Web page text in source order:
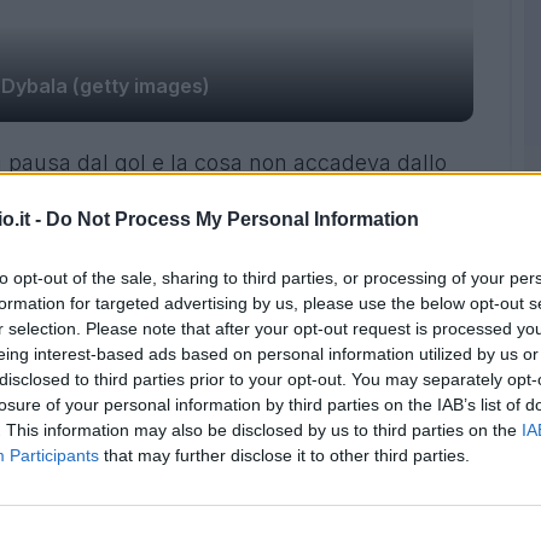
- Do Not Process My Personal Information
opt-out of the sale, sharing to third parties, or processing of your
for targeted advertising by us, please use the below opt-out
selection. Please note that after your opt-out request is processed
interest-based ads based on personal information utilized by us
to third parties prior to your opt-out. You may separately
of your personal information by third parties on the IAB’s list of
This information may also be disclosed by us to third parties on the
Participants that may further disclose it to other third parties.
(getty images)
pausa dal gol e la cosa non accadeva dallo
a digiuno a Marassi nella sfida tra
se El Pipita avesse segnato nella gara
la nona volta consecutiva in gol tra le mura
riuscito solo a Diego Armando Maradona.
Higuain resta al comando della classifica
su Eder, fermo al secondo posto con 10
passa tutta dai gol di Mandzukic e Dybala.
sordina, sembra aver trovato la sua
la Fiorentina ha trovato l'ottava rete in